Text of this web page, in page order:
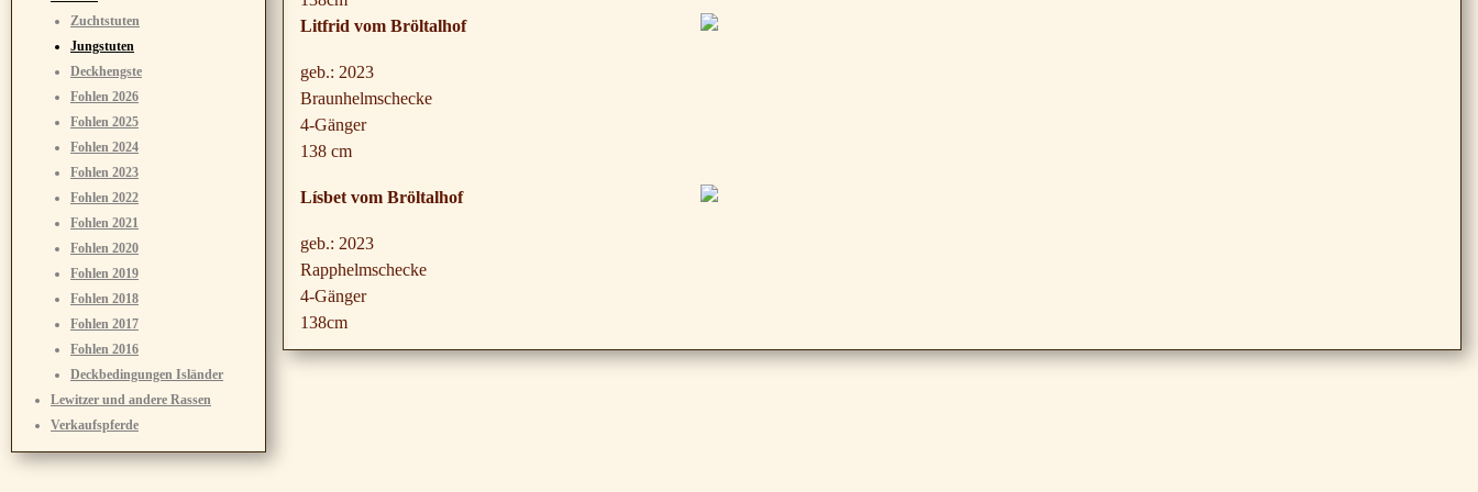
Zuchtstuten
Jungstuten
Deckhengste
Fohlen 2026
Fohlen 2025
Fohlen 2024
Fohlen 2023
Fohlen 2022
Fohlen 2021
Fohlen 2020
Fohlen 2019
Fohlen 2018
Fohlen 2017
Fohlen 2016
Deckbedingungen Isländer
Lewitzer und andere Rassen
Verkaufspferde
Litfrid vom Bröltalhof
geb.: 2023
Braunhelmschecke
4-Gänger
138 cm
Lísbet vom Bröltalhof
geb.: 2023
Rapphelmschecke
4-Gänger
138cm